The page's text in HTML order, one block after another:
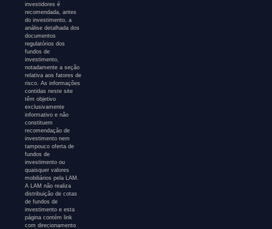
investidores é
recomendada, antes
do investimento, a
análise detalhada dos
documentos
regulatórios dos
fundos de
investimento,
notadamente a seção
relativa aos fatores de
risco. As informações
contidas neste site
têm objetivo
exclusivamente
informativo e não
constituem
recomendação de
investimento nem
tampouco oferta de
fundos de
investimento ou
quaisquer valores
mobiliários pela LAM.
A LAM não realiza
distribuição de cotas
de fundos de
investimento e esta
página contém link
com direcionamento